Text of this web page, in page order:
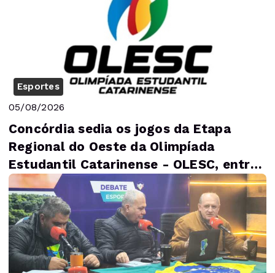
Esportes
05/08/2026
Concórdia sedia os jogos da Etapa
Regional do Oeste da Olimpíada
Estudantil Catarinense - OLESC, entre
5 e 9 de agosto